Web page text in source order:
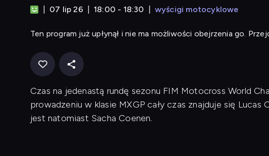
07 lip 26 18:00 - 18:30 wyścigi motocyklowe
Ten program już upłynął i nie ma możliwości obejrzenia go.
Czas na jedenastą rundę sezonu FIM Motocross World
prowadzeniu w klasie MXGP cały czas znajduje się
jest natomiast Sacha Coenen.